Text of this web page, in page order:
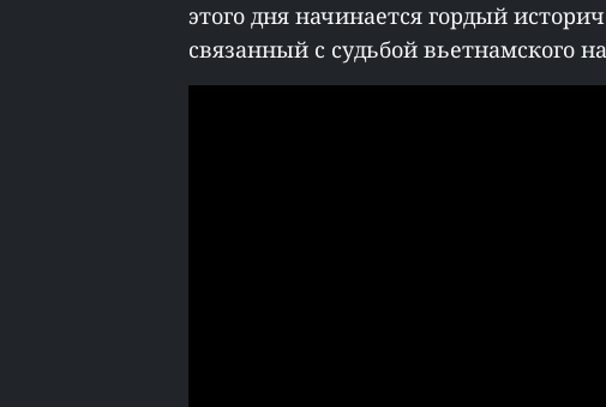
этого дня начинается гордый
связанный с судьбой вьетнамского